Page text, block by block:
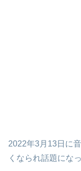
2022年3月13日に
くなられ話題にな